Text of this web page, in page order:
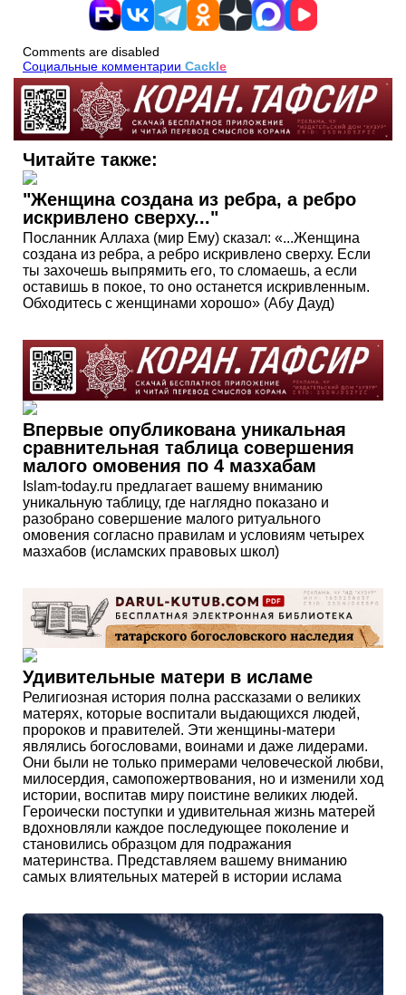
Comments are disabled
Социальные комментарии Cackle
Читайте также:
"Женщина создана из ребра, а ребро
искривлено сверху..."
Посланник Аллаха (мир Ему) сказал: «...Женщина
создана из ребра, а ребро искривлено сверху. Если
ты захочешь выпрямить его, то сломаешь, а если
оставишь в покое, то оно останется искривленным.
Обходитесь с женщинами хорошо» (Абу Дауд)
Впервые опубликована уникальная
сравнительная таблица совершения
малого омовения по 4 мазхабам
Islam-today.ru предлагает вашему вниманию
уникальную таблицу, где наглядно показано и
разобрано совершение малого ритуального
омовения согласно правилам и условиям четырех
мазхабов (исламских правовых школ)
Удивительные матери в исламе
Религиозная история полна рассказами о великих
матерях, которые воспитали выдающихся людей,
пророков и правителей. Эти женщины-матери
являлись богословами, воинами и даже лидерами.
Они были не только примерами человеческой любви,
милосердия, самопожертвования, но и изменили ход
истории, воспитав миру поистине великих людей.
Героически поступки и удивительная жизнь матерей
вдохновляли каждое последующее поколение и
становились образцом для подражания
материнства. Представляем вашему вниманию
самых влиятельных матерей в истории ислама